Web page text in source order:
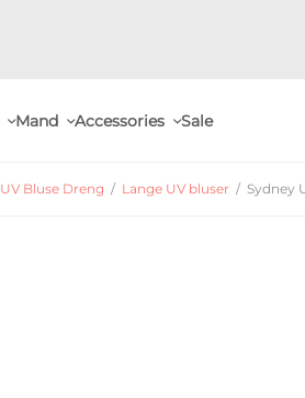
Mand Accessories Sale
UV Bluse Dreng / Lange UV bluser / Sydney